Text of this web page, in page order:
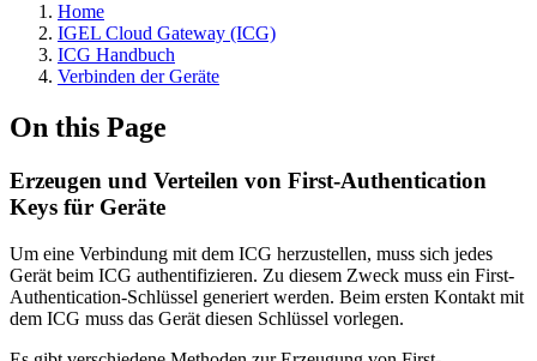
Home
IGEL Cloud Gateway (ICG)
ICG Handbuch
Verbinden der Geräte
On this Page
Erzeugen und Verteilen von First-Authentication
Keys für Geräte
Um eine Verbindung mit dem ICG herzustellen, muss sich jedes
Gerät beim ICG authentifizieren. Zu diesem Zweck muss ein First-
Authentication-Schlüssel generiert werden. Beim ersten Kontakt mit
dem ICG muss das Gerät diesen Schlüssel vorlegen.